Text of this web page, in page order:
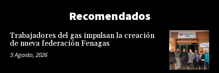
Recomendados
Trabajadores del gas impulsan la creación
de nueva federación Fenagas
5 Agosto, 2026